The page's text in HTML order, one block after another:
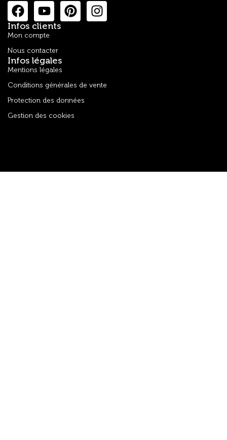
Infos clients
Mon compte
Nous contacter
Infos légales
Mentions légales
Conditions générales de vente
Protection des données
Gestion des cookies